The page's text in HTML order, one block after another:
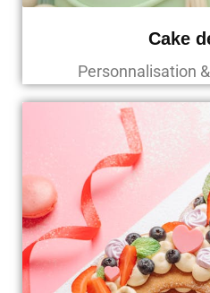
Cake
Personnalisation